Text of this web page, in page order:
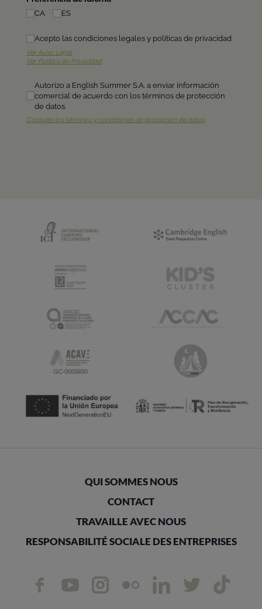
QUI SOMMES NOUS
CONTACT
TRAVAILLE AVEC NOUS
RESPONSABILITÉ SOCIALE DES ENTREPRISES